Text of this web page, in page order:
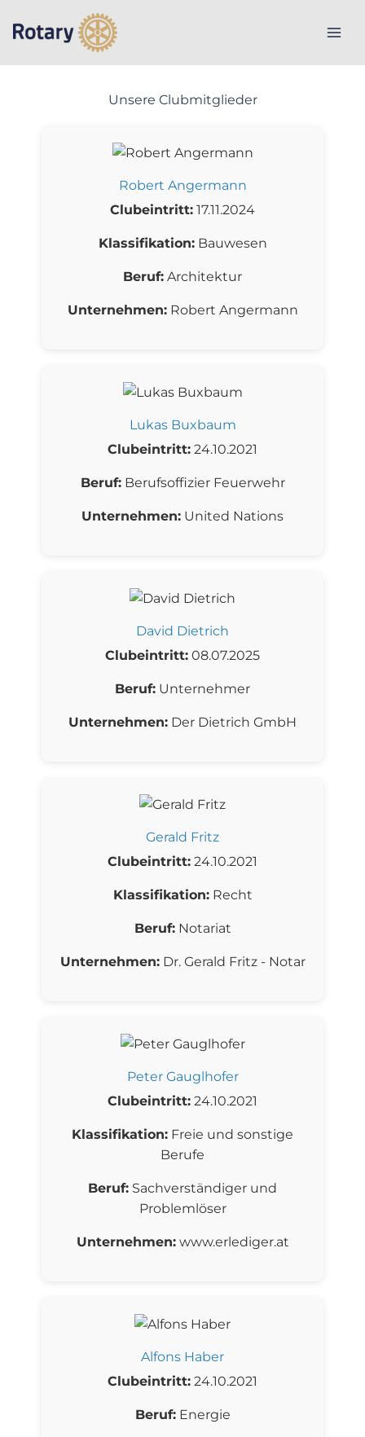
Unsere Clubmitglieder
Robert Angermann
Clubeintritt: 17.11.2024
Klassifikation:Bauwesen
Beruf: Architektur
Unternehmen:Robert Angermann
Lukas Buxbaum
Clubeintritt: 24.10.2021
Beruf:Berufsoffizier Feuerwehr
Unternehmen: United Nations
David Dietrich
Clubeintritt: 08.07.2025
Beruf: Unternehmer
Unternehmen: Der Dietrich GmbH
Gerald Fritz
Clubeintritt: 24.10.2021
Klassifikation:Recht
Beruf:Notariat
Unternehmen:Dr. Gerald Fritz - Notar
Peter Gauglhofer
Clubeintritt: 24.10.2021
Klassifikation: Freie und sonstige
Berufe
Beruf: Sachverständiger und
Problemlöser
Unternehmen:www.erlediger.at
Alfons Haber
Clubeintritt: 24.10.2021
Beruf:Energie